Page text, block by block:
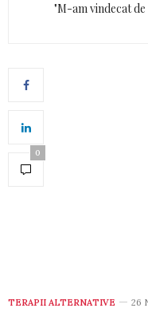
"M-am vindecat
0
TERAPII ALTERNATIVE 26